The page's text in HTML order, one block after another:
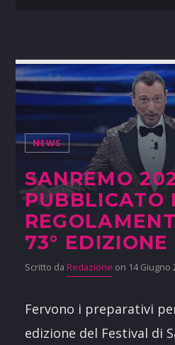
NEWS
SANREMO
PUBBLICATO
73° EDIZIONE
Scritto da Redazione on 14 Giugno
Fervono i preparativi
edizione del Festival di